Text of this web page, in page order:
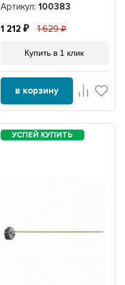
Артикул: 100383
1 212 1 629
Купить в 1 клик
в корзину